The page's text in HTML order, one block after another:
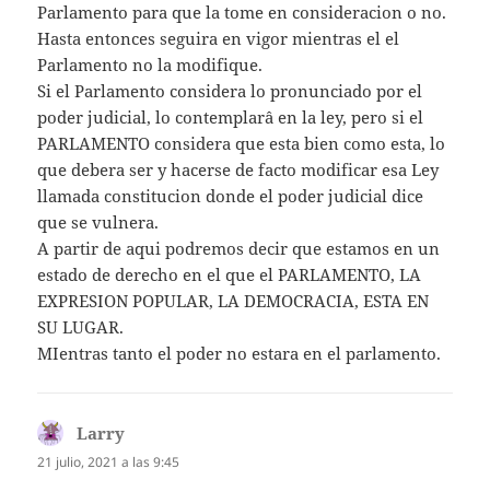
Parlamento para que la tome en consideracion o no.
Hasta entonces seguira en vigor mientras el el
Parlamento no la modifique.
Si el Parlamento considera lo pronunciado por el
poder judicial, lo contemplarâ en la ley, pero si el
PARLAMENTO considera que esta bien como esta, lo
que debera ser y hacerse de facto modificar esa Ley
llamada constitucion donde el poder judicial dice
que se vulnera.
A partir de aqui podremos decir que estamos en un
estado de derecho en el que el PARLAMENTO, LA
EXPRESION POPULAR, LA DEMOCRACIA, ESTA EN
SU LUGAR.
MIentras tanto el poder no estara en el parlamento.
Larry
21 julio, 2021 a las 9:45